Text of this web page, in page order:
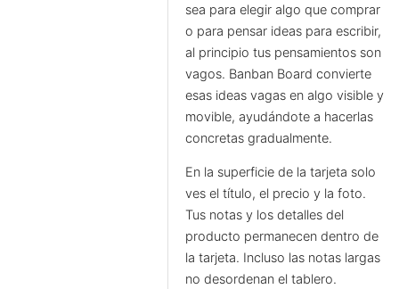
sea para elegir algo que comprar
o para pensar ideas para escribir,
al principio tus pensamientos son
vagos. Banban Board convierte
esas ideas vagas en algo visible y
movible, ayudándote a hacerlas
concretas gradualmente.
En la superficie de la tarjeta solo
ves el título, el precio y la foto.
Tus notas y los detalles del
producto permanecen dentro de
la tarjeta. Incluso las notas largas
no desordenan el tablero.